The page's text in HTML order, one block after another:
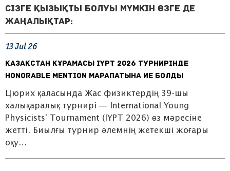
Сізге қызықты болуы мүмкін өзге де
жаңалықтар:
13Jul26
ҚАЗАҚСТАН ҚҰРАМАСЫ IYPT 2026 ТУРНИРІНДЕ
HONORABLE MENTION МАРАПАТЫНА ИЕ БОЛДЫ
Цюрих қаласында Жас физиктердің 39-шы
халықаралық турнирі — International Young
Physicists’ Tournament (IYPT 2026) өз мәресіне
жетті. Биылғы турнир әлемнің жетекші жоғары
оқу…